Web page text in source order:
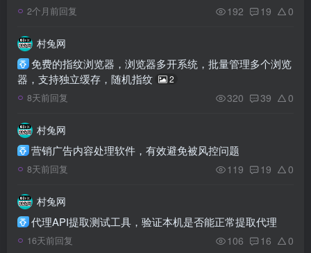
2个月前回复 192 19 0
村兔网
免费的指纹浏览器，浏览器多开系统，批量管理多个浏览
器，支持独立缓存，随机指纹
2
8天前回复 320 39 0
村兔网
营销广告内容处理软件，有效避免被风控问题
8天前回复 119 19 0
村兔网
代理API提取测试工具，验证本机是否能正常提取代理
16天前回复 106 16 0